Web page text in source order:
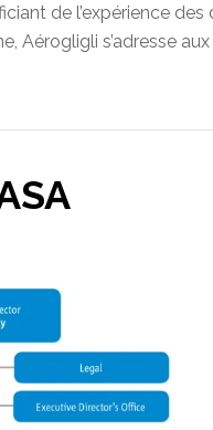
de l’expérience des
Aérogligli s’adresse aux